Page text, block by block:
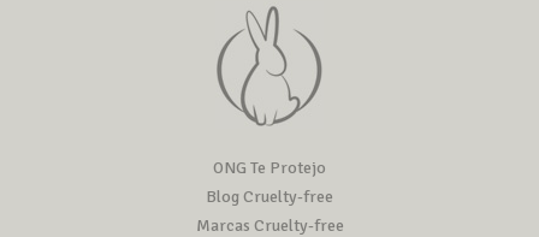
ONG Te Protejo
Blog Cruelty-free
Marcas Cruelty-free